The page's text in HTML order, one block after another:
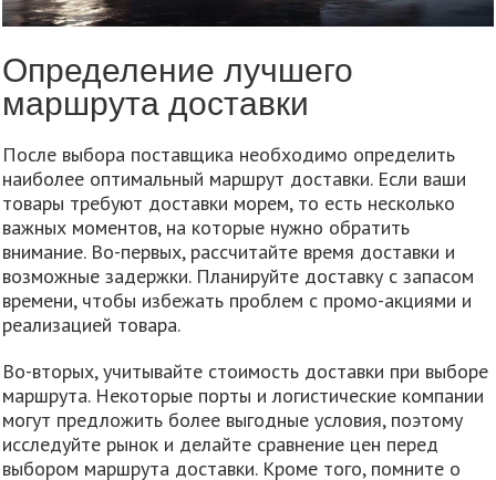
Определение лучшего
маршрута доставки
После выбора поставщика необходимо определить
наиболее оптимальный маршрут доставки. Если ваши
товары требуют доставки морем, то есть несколько
важных моментов, на которые нужно обратить
внимание. Во-первых, рассчитайте время доставки и
возможные задержки. Планируйте доставку с запасом
времени, чтобы избежать проблем с промо-акциями и
реализацией товара.
Во-вторых, учитывайте стоимость доставки при выборе
маршрута. Некоторые порты и логистические компании
могут предложить более выгодные условия, поэтому
исследуйте рынок и делайте сравнение цен перед
выбором маршрута доставки. Кроме того, помните о